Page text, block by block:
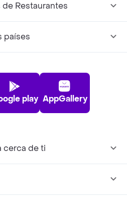
de Restaurantes
países
play AppGallery
cerca de ti